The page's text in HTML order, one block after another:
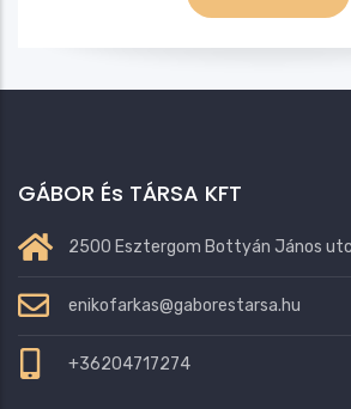
GÁBOR És TÁRSA KFT
2500 Esztergom Bottyán János
enikofarkas@gaborestarsa.hu
+36204717274